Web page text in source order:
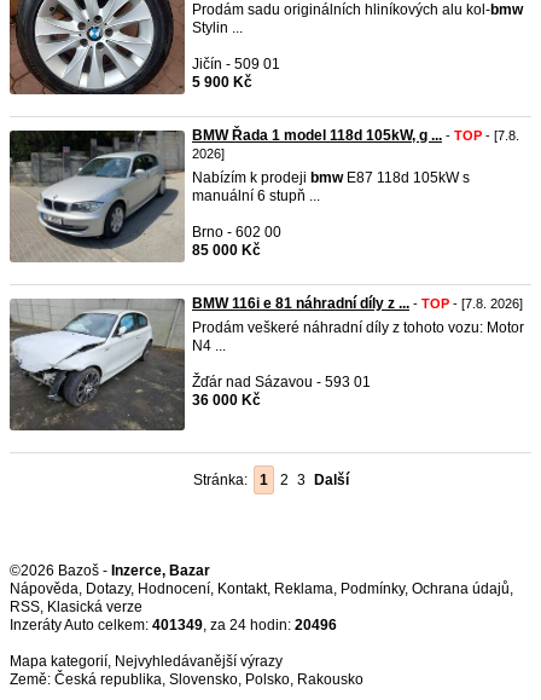
Prodám sadu originálních hliníkových alu kol-bmw
Stylin ...
Jičín - 509 01
5 900 Kč
BMW Řada 1 model 118d 105kW, g ... - TOP - [7.8.
2026]
Nabízím k prodeji bmwE87 118d 105kW s
manuální 6 stupň ...
Brno - 602 00
85 000 Kč
BMW 116i e 81 náhradní díly z ... - TOP - [7.8. 2026]
Prodám veškeré náhradní díly z tohoto vozu: Motor
N4 ...
Žďár nad Sázavou - 593 01
36 000 Kč
Stránka: 1 2 3 Další
©2026 Bazoš - Inzerce, Bazar
Nápověda, Dotazy, Hodnocení, Kontakt, Reklama, Podmínky, Ochrana údajů,
RSS,
Inzeráty Auto celkem: 401349, za 24 hodin: 20496
Mapa kategorií, Nejvyhledávanější výrazy
Země: Česká republika, Slovensko, Polsko, Rakousko